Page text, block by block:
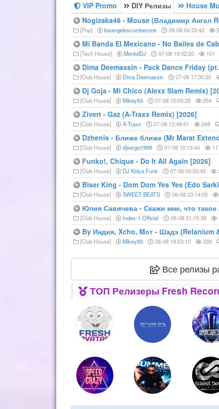
VIP Promo DIY Релизы
House
Nogizaka46 - Mouse (Владимир Ангел
[Pop] losangelesnumberone 08-08 04:33:42
Mi Banda El Mexicano - No Bailes de
[Tech House] MentolDJ 07-08 19:32:20 101
Dima Deemassin - Pack Dance Friday
[Club House] Dima Deemassin 07-08 17:30:30
Dj Goja - Mi Chico (Alexx Slam Remix)
[Club House] Mikey93 07-08 15:00:25 254
Zivert - Gaz (A-Traxx Remix) [2026]
[Club House] A-Traxx 07-08 12:49:51 248
Dzhenis - Ближе ближе (Mr Marat
[Club House] djsergo1998 07-08 10:13:44
Funko!, Chique - Do It All Again [2026]
[Club House] DJ Kolya Funk 07-08 04:50:45
Biser King - Dom Dom Yes Yes (Edo
[Club House] SWEET BEATS 06-08 23:14:05
Юлия Савичева - Скажи мне, что
[Club House] Index-1 Official 06-08 21:15:38
By Индия, Xcho, Mот - Шадэ (Relanium
[Club House] Mikey93 06-08 19:53:10 339
Все релизы
ТОП Релизеры Fresh